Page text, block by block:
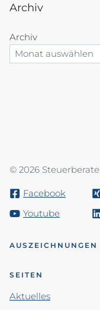
Archiv
Archiv
© 2026
Facebook
Youtube
AUSZEICHNUNGEN
SEITEN
Aktuelles